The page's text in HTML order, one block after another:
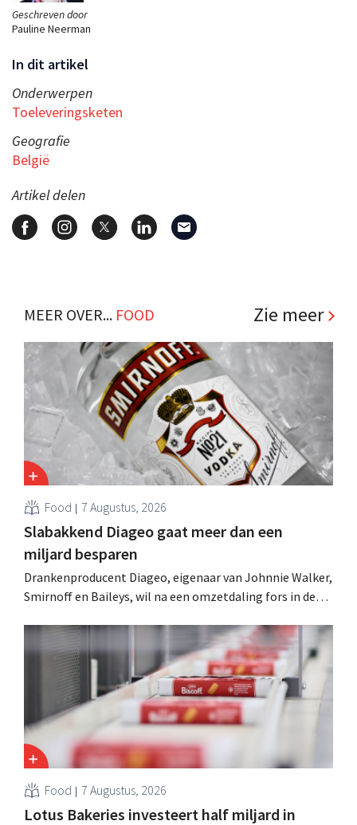
Geschreven door
Pauline Neerman
In dit artikel
Onderwerpen
Toeleveringsketen
Geografie
België
Artikel delen
MEER OVER... FOOD Zie meer
Food 7 Augustus, 2026
Slabakkend Diageo gaat meer dan een
miljard besparen
Drankenproducent Diageo, eigenaar van Johnnie Walker,
Smirnoff en Baileys, wil na een omzetdaling fors in de
andere Guiness en voorgemixte cocktails.
Food 7 Augustus, 2026
Lotus Bakeries investeert half miljard in